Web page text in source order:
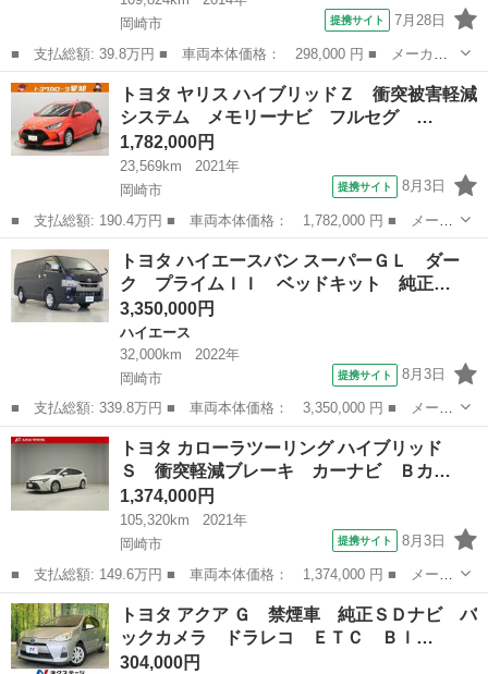
岡崎市
提携サイト 7月28日
■ 支払総額: 39.8万円 ■ 車両本体価格： 298,000 円 ■ メーカー
名： トヨタ ■ 車種名： アクア ■ グレード名： Ｇ 純正ＨＤ
Ｄナビ・Ｂｌｕｅｔｏｏｔｈ・フルセグＴＶ・バックカメラ・スマー
トキー・オー...
愛知 岡崎市 アクア
トヨタ ヤリス ハイブリッドＺ 衝突被害軽減
システム メモリーナビ フルセグ …
1,782,000円
23,569km
2021年
岡崎市
提携サイト 8月3日
■ 支払総額: 190.4万円 ■ 車両本体価格： 1,782,000 円 ■ メーカ
ー名： トヨタ ■ 車種名： ヤリス ■ グレード名： ハイブリッ
ドＺ 衝突被害軽減システム メモリーナビ フルセグ バックカメ
ラ ＥＴ...
愛知 岡崎市 トヨタ
トヨタ ハイエースバン スーパーＧＬ ダー
ク プライムＩＩ ベッドキット 純正…
3,350,000円
ハイエース
32,000km
2022年
岡崎市
提携サイト 8月3日
■ 支払総額: 339.8万円 ■ 車両本体価格： 3,350,000 円 ■ メーカ
ー名： トヨタ ■ 車種名： ハイエースバン ■ グレード名： ス
ーパーＧＬ ダーク プライムＩＩ ベッドキット 純正ナビＴＶ
スマート...
愛知 岡崎市 ハイエース
トヨタ カローラツーリング ハイブリッド
Ｓ 衝突軽減ブレーキ カーナビ Ｂカ…
1,374,000円
105,320km
2021年
岡崎市
提携サイト 8月3日
■ 支払総額: 149.6万円 ■ 車両本体価格： 1,374,000 円 ■ メーカ
ー名： トヨタ ■ 車種名： カローラツーリング ■ グレード
名： ハイブリッド Ｓ 衝突軽減ブレーキ カーナビ Ｂカメ 横
滑防止 アル...
愛知 岡崎市 トヨタ
トヨタ アクア Ｇ 禁煙車 純正ＳＤナビ バ
ックカメラ ドラレコ ＥＴＣ Ｂｌ…
304,000円